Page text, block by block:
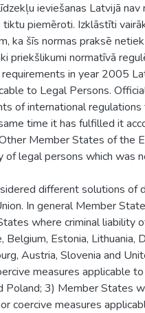
ieviešanas Latvijā nav
piemēroti. Izklāstīti
ka šīs normas praksē
priekšlikumi normatīvā
in year 2005
to Legal Persons.
of international
time it has fulfilled it
Member States of the
of legal persons which was
different solutions of
In general Member
where criminal liability
Estonia, Lithuania,
Austria, Slovenia and
measures applicable
Poland; 3) Member States
coercive measures